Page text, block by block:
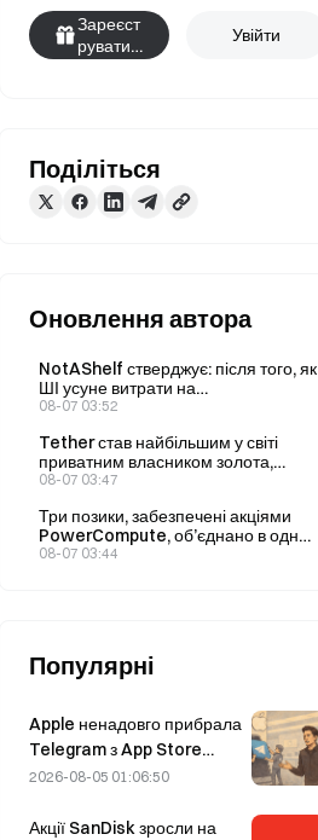
Зареєст
руватис
Увійти
Поділіться
Оновлення автора
NotAShelf стверджує: після того, як
ШІ усуне витрати на
програмування, єдиним
«смак»
08-07 03:52
Tether став найбільшим у світі
приватним власником золота,
збільшивши свої запаси до 146
08-07 03:47
Три позики, забезпечені акціями
PowerCompute, об’єднано в одну
позику під 2% річних, забезпечену
08-07 03:44
Популярні
Apple ненадовго прибрала
Telegram з App Store
через CSAM, але Дуров це
«атаку на безпеку»
2026-08-05 01:06:50
Акції SanDisk зросли на